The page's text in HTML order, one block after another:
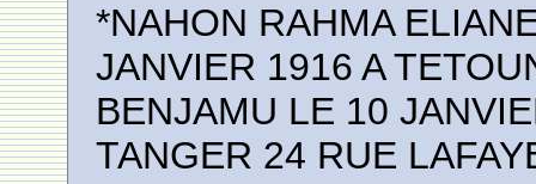
*NAHON RAHMA
JANVIER 1916 A
BENJAMU LE 10
TANGER 24 RUE